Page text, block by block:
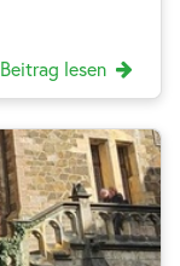
Beitrag lesen